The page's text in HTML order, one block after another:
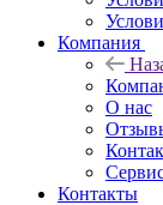
Компания
О нас
Контакты